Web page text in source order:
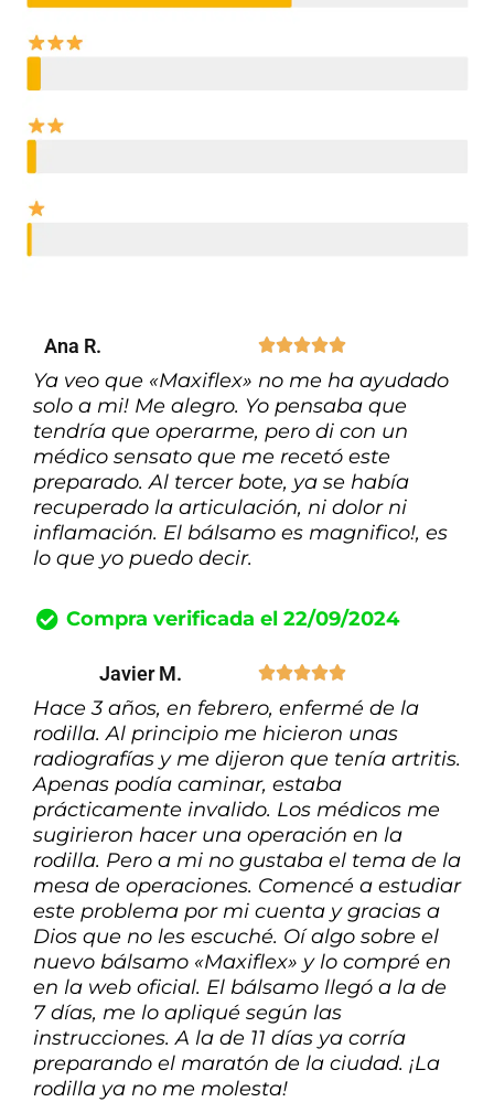
Ana R. 
Ya veo que «Maxiflex» no me ha ayudado
solo a mi! Me alegro. Yo pensaba que
tendría que operarme, pero di con un
médico sensato que me recetó este
preparado. Al tercer bote, ya se había
recuperado la articulación, ni dolor ni
inflamación. El bálsamo es magnifico!, es
lo que yo puedo decir.
Compra verificada el 22/09/2024
Javier M. 
Hace 3 años, en febrero, enfermé de la
rodilla. Al principio me hicieron unas
radiografías y me dijeron que tenía artritis.
Apenas podía caminar, estaba
prácticamente invalido. Los médicos me
sugirieron hacer una operación en la
rodilla. Pero a mi no gustaba el tema de la
mesa de operaciones. Comencé a estudiar
este problema por mi cuenta y gracias a
Dios que no les escuché. Oí algo sobre el
nuevo bálsamo «Maxiflex» y lo compré en
en la web oficial. El bálsamo llegó a la de
7 días, me lo apliqué según las
instrucciones. A la de 11 días ya corría
preparando el maratón de la ciudad. ¡La
rodilla ya no me molesta!